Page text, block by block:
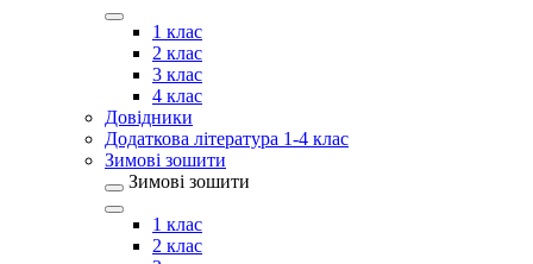
1 клас
2 клас
3 клас
4 клас
Довідники
Додаткова література 1-4 клас
Зимові зошити
Зимові зошити
1 клас
2 клас